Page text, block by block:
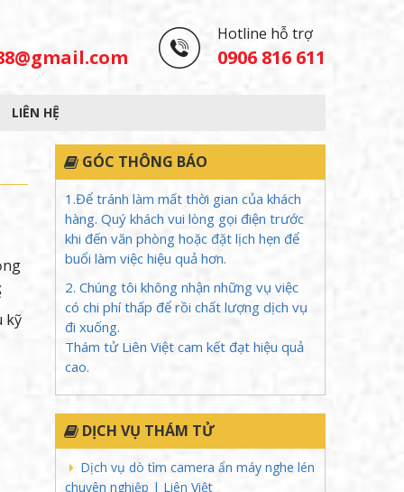
Hotline hỗ trợ
0906 816 611
LIÊN HỆ
kỹ
GÓC THÔNG BÁO
1.Để tránh làm mất thời gian của khách
hàng. Quý khách vui lòng gọi điện trước
khi đến văn phòng hoặc đặt lịch hẹn để
buổi làm việc hiệu quả hơn.
2. Chúng tôi không nhận những vụ việc
có chi phí thấp để rồi chất lượng dịch vụ
đi xuống.
Thám tử Liên Việt cam kết đạt hiệu quả
cao.
DỊCH VỤ THÁM TỬ
Dịch vụ dò tìm camera ẩn máy nghe lén
chuyên nghiệp | Liên Việt